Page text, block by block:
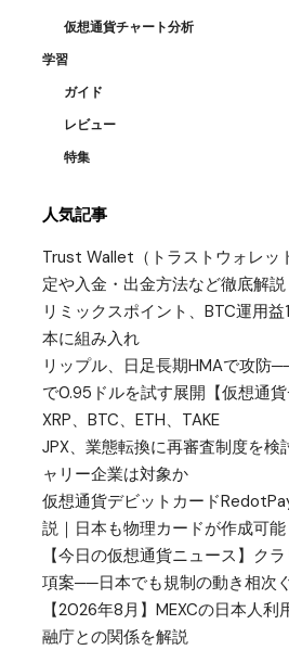
仮想通貨チャート分析
学習
ガイド
レビュー
特集
人気記事
Trust Wallet（トラストウォレッ
定や入金・出金方法など徹底解説
リミックスポイント、BTC運用
本に組み入れ
リップル、日足長期HMAで攻防
で0.95ドルを試す展開【仮想通貨
XRP、BTC、ETH、TAKE
JPX、業態転換に再審査制度を
ャリー企業は対象か
仮想通貨デビットカード
説｜日本も物理カードが作成可能
【今日の仮想通貨ニュース】ク
項案──日本でも規制の動き相次
【2026年8月】MEXCの日本人
融庁との関係を解説